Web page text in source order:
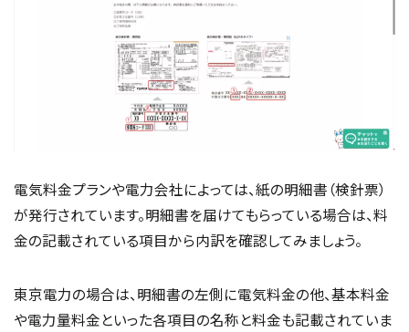
電気料金プランや電力会社によっては、紙の明細書（検針票）
が発行されています。明細書を届けてもらっている場合は、料
金の記載されている項目から内訳を確認してみましょう。
東京電力の場合は、明細書の左側に電気料金の他、基本料金
や電力量料金といった各項目の名称と料金も記載されていま